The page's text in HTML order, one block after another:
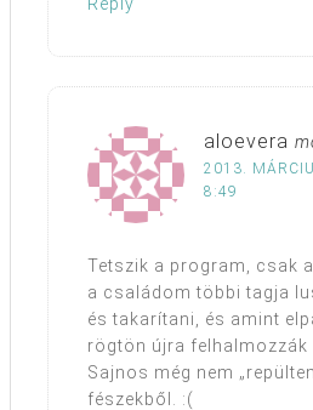
aloevera
2013.
8:49
Tetszik a program, csak
a családom többi tagja
és takarítani, és amint
rögtön újra felhalmozzák
Sajnos még nem
fészekből. :(